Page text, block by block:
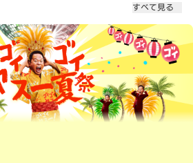
すべて見る